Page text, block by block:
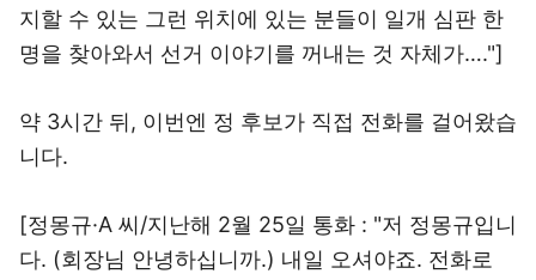
지할 수 있는 그런 위치에 있는 분들이 일개 심판 한
명을 찾아와서 선거 이야기를 꺼내는 것 자체가…."]
약 3시간 뒤, 이번엔 정 후보가 직접 전화를 걸어왔습
니다.
[정몽규·A 씨/지난해 2월 25일 통화 : "저 정몽규입니
다. (회장님 안녕하십니까.) 내일 오셔야죠. 전화로